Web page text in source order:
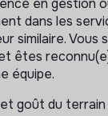
actions de
de vie
manager les
et de
en gestion
dans les
similaire. Vous
êtes
équipe.
goût du terrain